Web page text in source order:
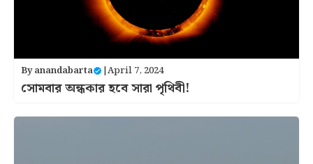
Byanandabarta |April 7, 2024
সোমবার অন্ধকার হবে সারা পৃথিবী!